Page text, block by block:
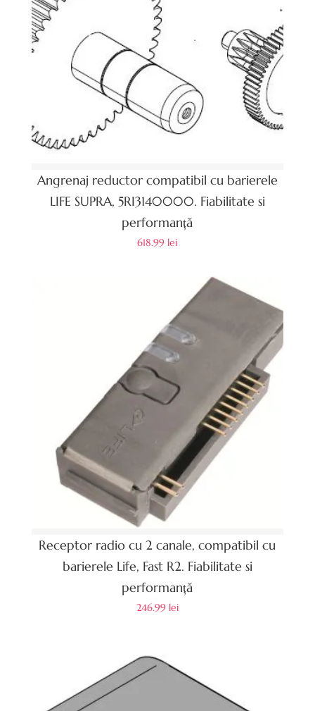
Angrenaj reductor compatibil cu barierele
LIFE SUPRA, 5RI3140000. Fiabilitate si
performanță
618.99 lei
Receptor radio cu 2 canale, compatibil cu
barierele Life, Fast R2. Fiabilitate si
performanță
246.99 lei